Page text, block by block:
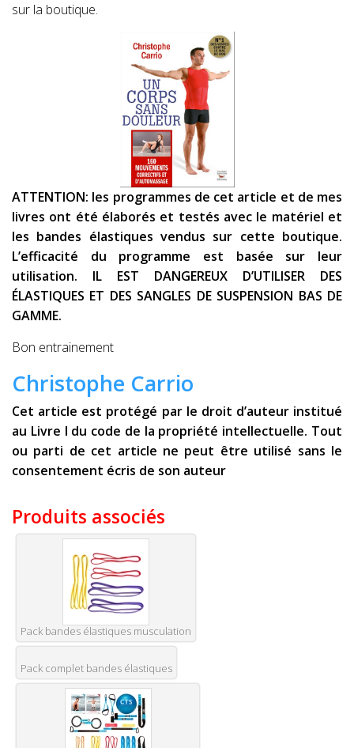
sur la boutique.
ATTENTION: les programmes de cet article et de mes
livres ont été élaborés et testés avec le matériel et
les bandes élastiques vendus sur cette boutique.
L’efficacité du programme est basée sur leur
utilisation. IL EST DANGEREUX D’UTILISER DES
ÉLASTIQUES ET DES SANGLES DE SUSPENSION BAS DE
GAMME.
Bon entrainement
Christophe Carrio
Cet article est protégé par le droit d’auteur institué
au Livre I du code de la propriété intellectuelle. Tout
ou parti de cet article ne peut être utilisé sans le
consentement écris de son auteur
Produits associés
Pack bandes élastiques musculation
Pack complet bandes élastiques